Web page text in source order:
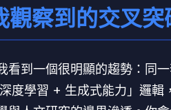
觀察到的交叉突
看到一個很明顯的趨勢：同
度學習 + 生成式能力」邏輯